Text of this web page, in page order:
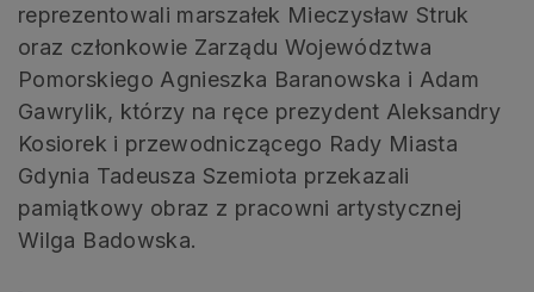
reprezentowali marszałek Mieczysław Struk
oraz członkowie Zarządu Województwa
Pomorskiego Agnieszka Baranowska i Adam
Gawrylik, którzy na ręce prezydent Aleksandry
Kosiorek i przewodniczącego Rady Miasta
Gdynia Tadeusza Szemiota przekazali
pamiątkowy obraz z pracowni artystycznej
Wilga Badowska.